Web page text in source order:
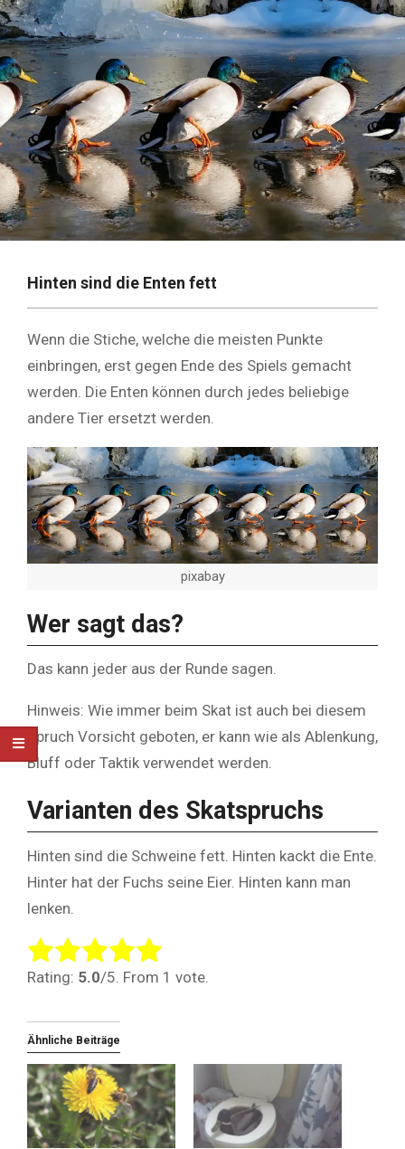
Hinten sind die Enten fett
Wenn die Stiche, welche die meisten Punkte
einbringen, erst gegen Ende des Spiels gemacht
werden. Die Enten können durch jedes beliebige
andere Tier ersetzt werden.
pixabay
Wer sagt das?
Das kann jeder aus der Runde sagen.
Hinweis: Wie immer beim Skat ist auch bei diesem
Spruch Vorsicht geboten, er kann wie als Ablenkung,
Bluff oder Taktik verwendet werden.
Varianten des Skatspruchs
Hinten sind die Schweine fett. Hinten kackt die Ente.
Hinter hat der Fuchs seine Eier. Hinten kann man
lenken.
Rate this item:
Submit Rating
Rating: 5.0/5. From 1 vote.
Ähnliche Beiträge